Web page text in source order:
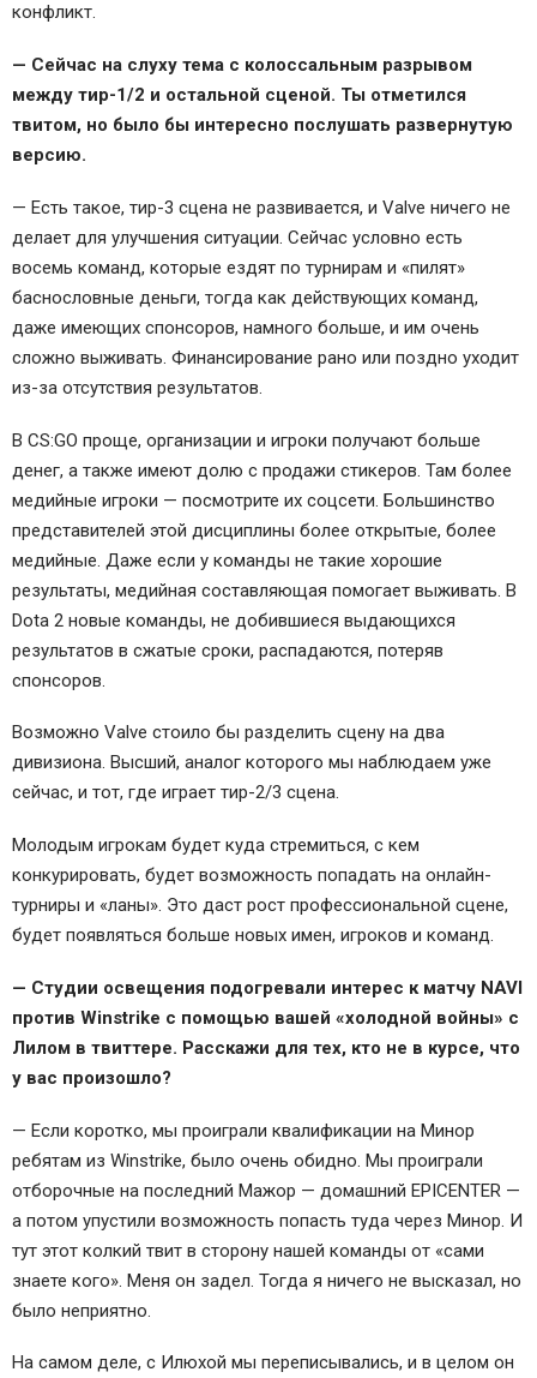
конфликт.
— Сейчас на слуху тема с колоссальным разрывом
между тир-1/2 и остальной сценой. Ты отметился
твитом, но было бы интересно послушать развернутую
версию.
— Есть такое, тир-3 сцена не развивается, и Valve ничего не
делает для улучшения ситуации. Сейчас условно есть
восемь команд, которые ездят по турнирам и «пилят»
баснословные деньги, тогда как действующих команд,
даже имеющих спонсоров, намного больше, и им очень
сложно выживать. Финансирование рано или поздно уходит
из-за отсутствия результатов.
В CS:GO проще, организации и игроки получают больше
денег, а также имеют долю с продажи стикеров. Там более
медийные игроки — посмотрите их соцсети. Большинство
представителей этой дисциплины более открытые, более
медийные. Даже если у команды не такие хорошие
результаты, медийная составляющая помогает выживать. В
Dota 2 новые команды, не добившиеся выдающихся
результатов в сжатые сроки, распадаются, потеряв
спонсоров.
Возможно Valve стоило бы разделить сцену на два
дивизиона. Высший, аналог которого мы наблюдаем уже
сейчас, и тот, где играет тир-2/3 сцена.
Молодым игрокам будет куда стремиться, с кем
конкурировать, будет возможность попадать на онлайн-
турниры и «ланы». Это даст рост профессиональной сцене,
будет появляться больше новых имен, игроков и команд.
— Студии освещения подогревали интерес к матчу NAVI
против Winstrike с помощью вашей «холодной войны» с
Лилом в твиттере. Расскажи для тех, кто не в курсе, что
у вас произошло?
— Если коротко, мы проиграли квалификации на Минор
ребятам из Winstrike, было очень обидно. Мы проиграли
отборочные на последний Мажор — домашний EPICENTER —
а потом упустили возможность попасть туда через Минор. И
тут этот колкий твит в сторону нашей команды от «сами
знаете кого». Меня он задел. Тогда я ничего не высказал, но
было неприятно.
На самом деле, с Илюхой мы переписывались, и в целом он